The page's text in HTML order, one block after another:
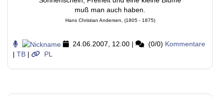
muß man auch haben.
Hans Christian Andersen, (1805 - 1875)
24.06.2007, 12.00 | (0/0) Kommentare
| TB | PL